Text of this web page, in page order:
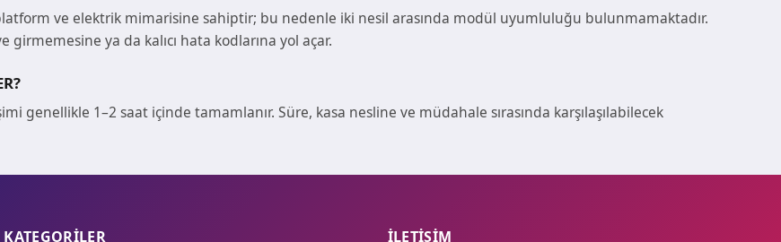
ve elektrik mimarisine sahiptir; bu nedenle iki nesil arasında modül uyumluluğu bulunmamaktadır.
girmemesine ya da kalıcı hata kodlarına yol açar.
genellikle 1–2 saat içinde tamamlanır. Süre, kasa nesline ve müdahale sırasında karşılaşılabilecek
KATEGORİLER İLETİŞİM